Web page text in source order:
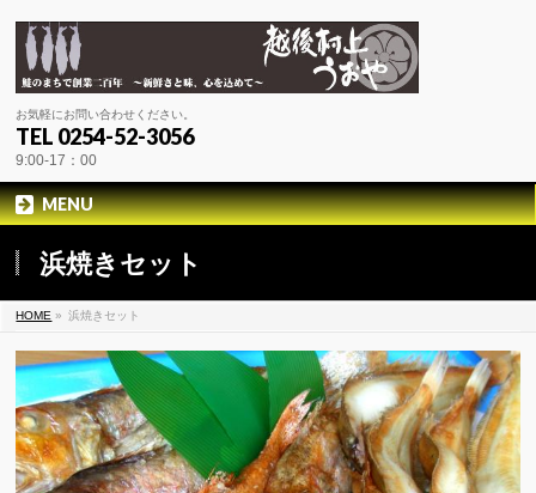
お気軽にお問い合わせください。
TEL 0254-52-3056
9:00-17：00
MENU
浜焼きセット
HOME » 浜焼きセット